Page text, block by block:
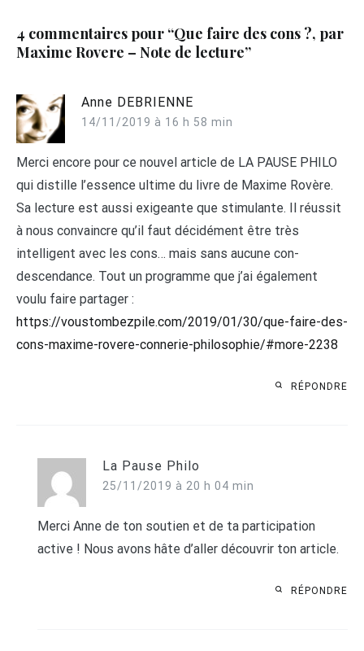
4 commentaires pour “Que faire des cons ?, par
Maxime Rovere – Note de lecture”
Anne DEBRIENNE
14/11/2019 à 16 h 58 min
Merci encore pour ce nouvel article de LA PAUSE PHILO
qui distille l’essence ultime du livre de Maxime Rovère.
Sa lecture est aussi exigeante que stimulante. Il réussit
à nous convaincre qu’il faut décidément être très
intelligent avec les cons… mais sans aucune con-
descendance. Tout un programme que j’ai également
voulu faire partager :
https://voustombezpile.com/2019/01/30/que-faire-des-
cons-maxime-rovere-connerie-philosophie/#more-2238
RÉPONDRE
La Pause Philo
25/11/2019 à 20 h 04 min
Merci Anne de ton soutien et de ta participation
active ! Nous avons hâte d’aller découvrir ton article.
RÉPONDRE